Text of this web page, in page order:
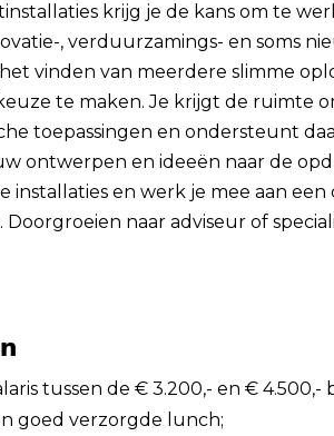
krijg je de kans om te
, verduurzamings- en soms
vinden van meerdere slimme
te maken. Je krijgt de ruimte
toepassingen en ondersteunt
ontwerpen en ideeën naar de
installaties en werk je mee aan
naar adviseur of
tussen de € 3.200,- en € 4.500,-
goed verzorgde lunch;